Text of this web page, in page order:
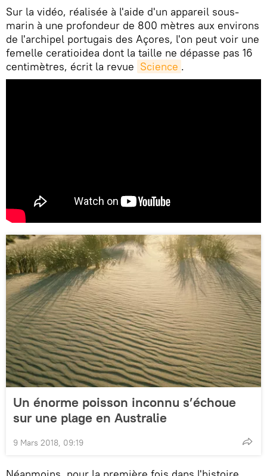
Sur la vidéo, réalisée à l'aide d'un appareil sous-
marin à une profondeur de 800 mètres aux environs
de l'archipel portugais des Açores, l'on peut voir une
femelle ceratioidea dont la taille ne dépasse pas 16
centimètres, écrit la revue Science .
Un énorme poisson inconnu s’échoue
sur une plage en Australie
9 Mars 2018, 09:19